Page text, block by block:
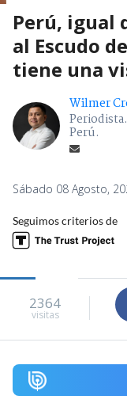
Perú, igual
al Escudo
tiene una
Wilmer
Perú.
Sábado 08 Agosto,
Seguimos criterios de
2364
visitas